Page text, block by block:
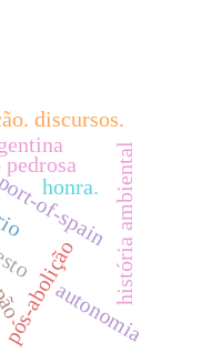
of-spain
pós-abolição
discursos.
autonomia
honra. história ambiental